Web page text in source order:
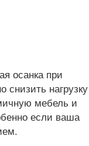
осанка при
снизить нагрузку
мебель и
если ваша